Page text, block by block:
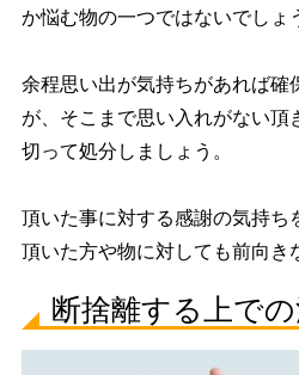
か悩む物の一つではないでしょ
余程思い出が気持ちがあれば確
が、そこまで思い入れがない頂
切って処分しましょう。
頂いた事に対する感謝の気持ち
頂いた方や物に対しても前向き
断捨離する上で